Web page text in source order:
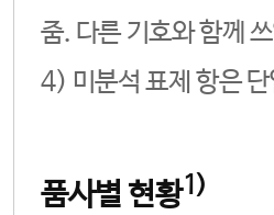
줌. 다른 기호와 함께
4) 미분석 표제 항은
품사별 현황1)